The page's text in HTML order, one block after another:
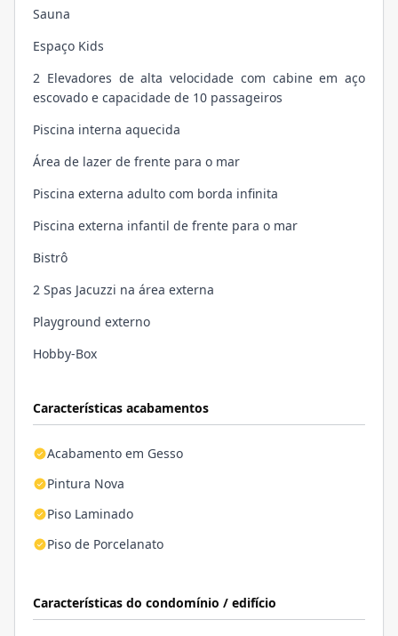
Características acabamentos
Acabamento em Gesso
Pintura Nova
Piso Laminado
Piso de Porcelanato
Características do condomínio / edifício
Sauna
Espaço Kids
2 Elevadores de alta velocidade com cabine em aço
escovado e capacidade de 10 passageiros
Piscina interna aquecida
Área de lazer de frente para o mar
Piscina externa adulto com borda infinita
Piscina externa infantil de frente para o mar
Bistrô
2 Spas Jacuzzi na área externa
Playground externo
Hobby-Box